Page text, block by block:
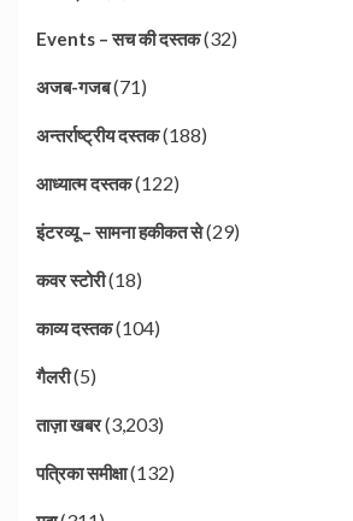
Events – सच की दस्तक(32)
अजब-गजब(71)
अन्तर्राष्ट्रीय दस्तक(188)
आध्यात्म दस्तक(122)
इंटरव्यू – सामना हकीकत से(29)
कवर स्टोरी(18)
काव्य दस्तक(104)
गैलरी(5)
ताज़ा खबर(3,203)
पत्रिका समीक्षा(132)